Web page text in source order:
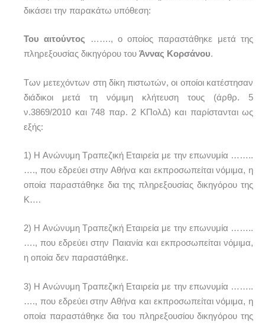
δικάσει την παρακάτω υπόθεση:
Του αιτούντος ……., ο οποίος παραστάθηκε μετά της
πληρεξουσίας δικηγόρου του Άννας Κορσάνου.
Των μετεχόντων στη δίκη πιστωτών, οι οποίοι κατέστησαν
διάδικοι μετά τη νόμιμη κλήτευση τους (άρθρ. 5
ν.3869/2010 και 748 παρ. 2 ΚΠολΔ) και παρίστανται ως
εξής:
1) Η Ανώνυμη Τραπεζική Εταιρεία με την επωνυμία ……..
…., που εδρεύει στην Αθήνα και εκπροσωπείται νόμιμα, η
οποία παραστάθηκε δια της πληρεξουσίας δικηγόρου της
Κ….
2) Η Ανώνυμη Τραπεζική Εταιρεία με την επωνυμία ……..
…., που εδρεύει στην Παιανία και εκπροσωπείται νόμιμα,
η οποία δεν παραστάθηκε.
3) Η Ανώνυμη Τραπεζική Εταιρεία με την επωνυμία ……..
…., που εδρεύει στην Αθήνα και εκπροσωπείται νόμιμα, η
οποία παραστάθηκε δια του πληρεξουσίου δικηγόρου της